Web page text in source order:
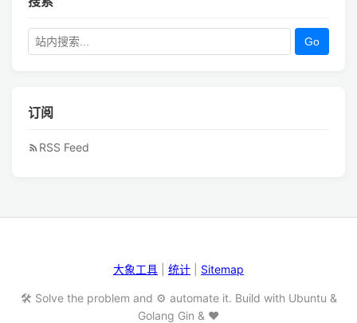
Go
订阅
RSS Feed
大象工具 统计 Sitemap
🛠️ Solve the problem and ⚙️ automate it. Build with Ubuntu &
Golang Gin & ❤️